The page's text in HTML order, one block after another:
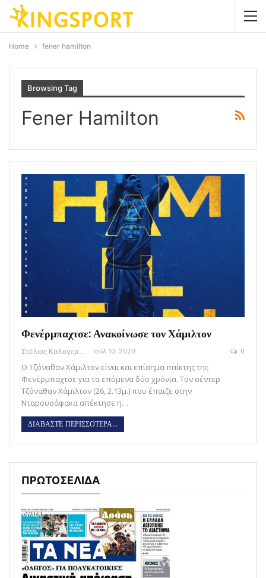
Home fener hamilton
Browsing Tag
Fener Hamilton
Φενέρμπαχτσε: Ανακοίνωσε τον Χάμιλτον
Στέλιος Καλογεράς Ιούλ 10, 2020 0
Ο Τζόναθαν Χάμιλτον είναι και επίσημα παίκτης της
Φενέρμπαχτσε για τα επόμενα δύο χρόνια. Τον σέντερ
Τζόναθαν Χάμιλτον (26, 2.13μ.) που έπαιζε στην
Νταρουσάφακα απέκτησε η…
ΔΙΑΒΑΣΤΕ ΠΕΡΙΣΣΟΤΕΡΑ...
ΠΡΩΤΟΣΕΛΙΔΑ